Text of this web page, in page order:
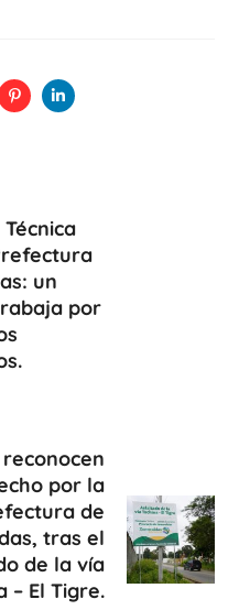
un
por
por la
de
tras el
de la vía
– El Tigre.